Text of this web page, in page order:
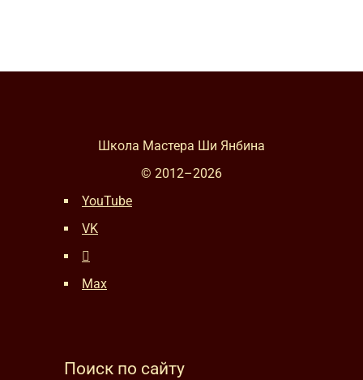
Школа Мастера Ши Янбина
© 2012–2026
YouTube
VK
Max
Поиск по сайту